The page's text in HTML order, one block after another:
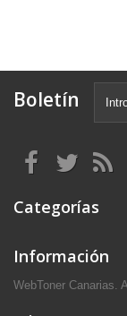
Boletín
Categorías
Información
WebToner Canarias.